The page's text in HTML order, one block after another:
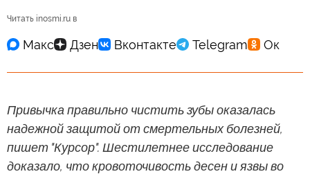
Читать inosmi.ru в
Привычка правильно чистить зубы оказалась
надежной защитой от смертельных болезней,
пишет "Курсор". Шестилетнее исследование
доказало, что кровоточивость десен и язвы во